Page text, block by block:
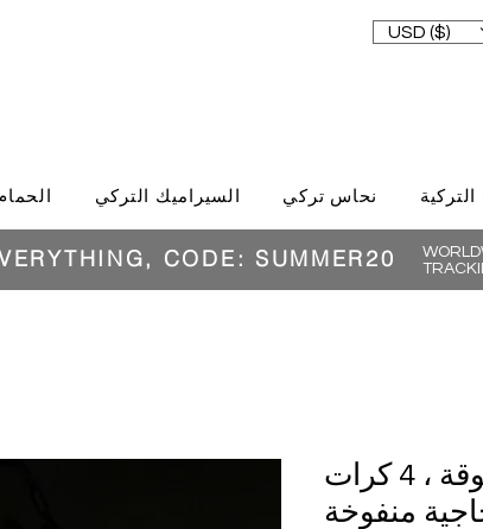
USD ($)
السيراميك التركي نحاس تركي التركية
CODE: SUMMER20
الثريا التركية المشقوقة ، 4 كرات
منفوخة